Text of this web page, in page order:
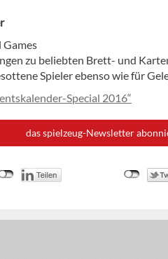
zu beliebten Brett- und
Spieler ebenso wie für
Special 2016“
das spielzeug-Newsletter